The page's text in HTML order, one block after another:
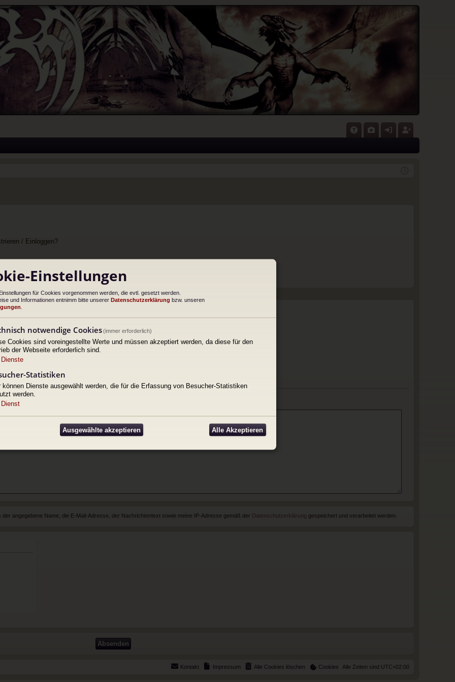
/ Einloggen?
lassen.
der angegebene Name, die E-Mail-Adresse, der Nachrichtentext sowie meine IP-Adresse gemäß der Datenschutzerklärung gespeichert und verarbeitet werden.
Alle Zeiten sind UTC+02:00
Cookies
Alle Cookies löschen
Impressum
Kontakt
Einstellungen
für Cookies vorgenommen werden, die evtl. gesetzt werden.
und Informationen entnimm bitte unserer Datenschutzerklärung bzw. unseren
notwendige Cookies(immer erforderlich)
Cookies sind voreingestellte Werte und müssen akzeptiert werden, da diese für den
der Webseite erforderlich sind.
Dienste
Statistiken
können Dienste ausgewählt werden, die für die Erfassung von Besucher-Statistiken
werden.
Dienst
Ausgewählte akzeptieren Alle Akzeptieren